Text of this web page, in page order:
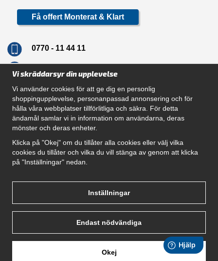
Få offert Monterat & Klart
0770 - 11 44 11
Navigation
Hur beställer jag
Gör Det Själv Paket
Montera dragkrok
SUPPORT
Villkor
Vi skräddarsyr din upplevelse
Vi använder cookies för att ge dig en personlig
shoppingupplevelse, personanpassad annonsering och för
hålla våra webbplatser tillförlitliga och säkra. För detta
ändamål samlar vi in information om användarna, deras
mönster och deras enheter.
Klicka på "Okej" om du tillåter alla cookies eller välj vilka
cookies du tillåter och vilka du vill stänga av genom att klicka
på "Inställningar" nedan.
Inställningar
Endast nödvändiga
Okej